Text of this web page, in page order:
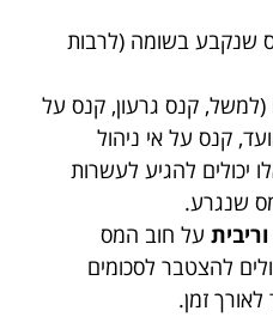
שנקבע בשומה (לרבות
(למשל, קנס גרעון, קנס על
קנס על אי ניהול
יכולים להגיע לעשרות
שנגרע.
על חוב המס
להצטבר לסכומים
זמן.